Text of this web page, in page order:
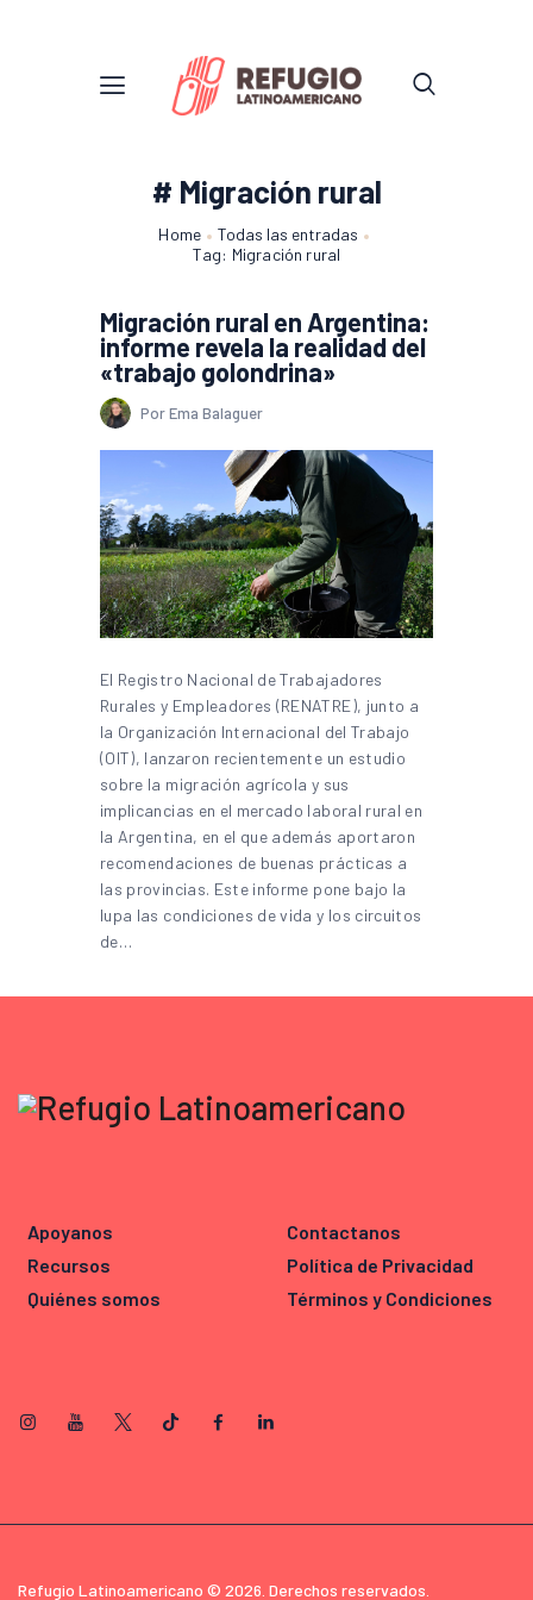
# Migración rural
Home
Todas las entradas
Tag: Migración rural
Migración rural en Argentina:
informe revela la realidad del
«trabajo golondrina»
Por Ema Balaguer
El Registro Nacional de Trabajadores
Rurales y Empleadores (RENATRE), junto a
la Organización Internacional del Trabajo
(OIT), lanzaron recientemente un estudio
sobre la migración agrícola y sus
implicancias en el mercado laboral rural en
la Argentina, en el que además aportaron
recomendaciones de buenas prácticas a
las provincias. Este informe pone bajo la
lupa las condiciones de vida y los circuitos
de…
Apoyanos
Recursos
Quiénes somos
Contactanos
Política de Privacidad
Términos y Condiciones
Refugio Latinoamericano © 2026. Derechos reservados.